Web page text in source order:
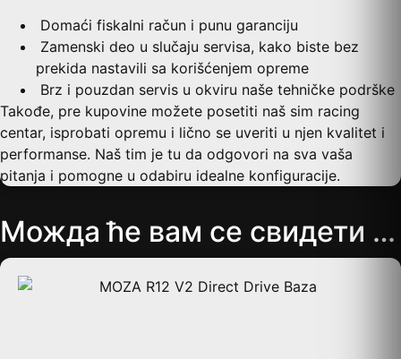
Domaći fiskalni račun i punu garanciju
Zamenski deo u slučaju servisa, kako biste bez
prekida nastavili sa korišćenjem opreme
Brz i pouzdan servis u okviru naše tehničke podrške
Takođe, pre kupovine možete posetiti naš sim racing
centar, isprobati opremu i lično se uveriti u njen kvalitet i
performanse. Naš tim je tu da odgovori na sva vaša
pitanja i pomogne u odabiru idealne konfiguracije.
Можда ће вам се свидети …